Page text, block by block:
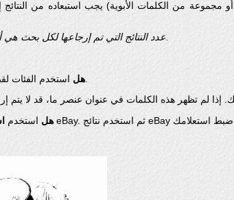
هلاستخدم الفئات لقصر بحثك على أنواع محددة من العناصر. سيؤدي ذلك غالبًا إلى جعل سلسلة البحث الخاصة بك أبسط.
هل استخدم